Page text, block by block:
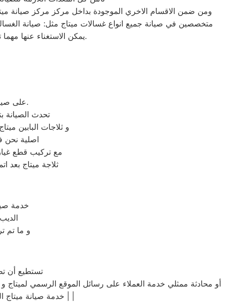
ومن ضمن الاقسام الاخري الموجودة بداخل مركز مركز صيانة
متخصصين في صيانة جميع انواع غسالات ميتاج مثل: صيانة الغسالة
يمكن الاستغناء عنها مهما تكلف الأمر، ولذلك يجب إسناد هذه المهمة الي مركز صيانة ميتاج لانه يعرف أهمية هذا الجهاز.
على صيانة ثلاجات ميتاج بالمنزل و يوجد ايضا فروع صيانه قريبة لمنزلك اينما كنت.
تحدث الصيانة
و ثلاجات البابين
اصلية نحن
مع تركيب قطع
ثلاجة ميتاج بعد
،خدمة
و ما تم
تستطيع أن
أو محادثة ممثلي خدمة العملاء على رسائل الموقع الرسمي لميتاج و